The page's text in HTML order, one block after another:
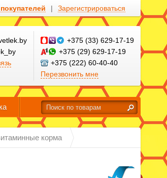
| Зарегистрироваться
+375 (33) 629-17-19
+375 (29) 629-17-19
+375 (222) 60-40-40
Перезвонить мне
корма